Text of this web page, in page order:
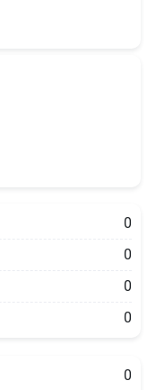
0
0
0
0
0